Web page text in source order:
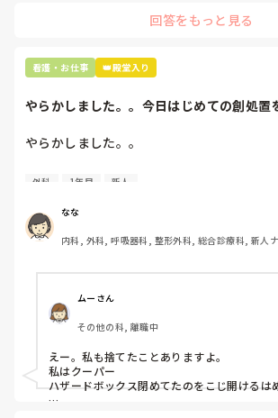
回答をもっと見る
看護・お仕事 👑殿堂入り
やらかしました。。今日はじめての創処置
やらかしました。。
今日はじめての創処置をしました。
ゴミと一緒に、ノリで鑷子達を捨てました
患者に使用した物品は使い捨て、という認
て…。
プリセプターに
「普通鑷子捨てる！？明らかに使い捨てて
ゃないよね？」
「そんなミスした新人、あなたが初めてだ
と言われました。。
たしかに、よくよく考えてみれば
手術室で使った物品も全部滅菌して使いま
外科 1年目 新人
なな
内科, 外科, 呼吸器科, 整形外科, 総合診療科, 新人
ムーさん
その他の科, 離職中
えー。私も捨てたことありますよ。
私はクーパー
ハザードボックス閉めてたのをこじ開けるは